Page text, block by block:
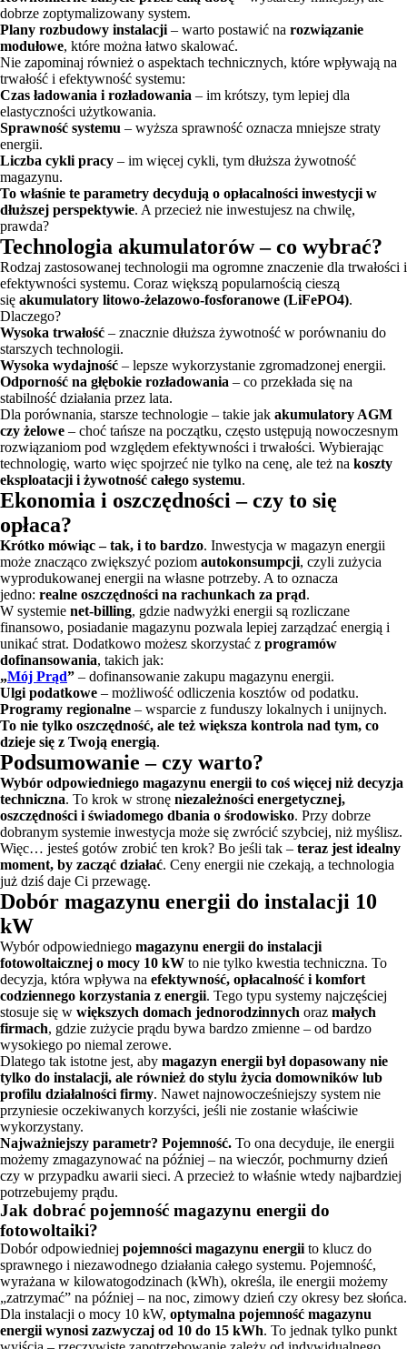
dobrze zoptymalizowany system.
Plany rozbudowy instalacji – warto postawić na rozwiązanie
modułowe, które można łatwo skalować.
Nie zapominaj również o aspektach technicznych, które wpływają na
trwałość i efektywność systemu:
Czas ładowania i rozładowania – im krótszy, tym lepiej dla
elastyczności użytkowania.
Sprawność systemu – wyższa sprawność oznacza mniejsze straty
energii.
Liczba cykli pracy – im więcej cykli, tym dłuższa żywotność
magazynu.
To właśnie te parametry decydują o opłacalności inwestycji w
dłuższej perspektywie. A przecież nie inwestujesz na chwilę,
prawda?
Technologia akumulatorów – co wybrać?
Rodzaj zastosowanej technologii ma ogromne znaczenie dla trwałości i
efektywności systemu. Coraz większą popularnością cieszą
się akumulatory litowo-żelazowo-fosforanowe (LiFePO4).
Dlaczego?
Wysoka trwałość – znacznie dłuższa żywotność w porównaniu do
starszych technologii.
Wysoka wydajność – lepsze wykorzystanie zgromadzonej energii.
Odporność na głębokie rozładowania – co przekłada się na
stabilność działania przez lata.
Dla porównania, starsze technologie – takie jak akumulatory AGM
czy żelowe – choć tańsze na początku, często ustępują nowoczesnym
rozwiązaniom pod względem efektywności i trwałości. Wybierając
technologię, warto więc spojrzeć nie tylko na cenę, ale też na koszty
eksploatacji i żywotność całego systemu.
Ekonomia i oszczędności – czy to się
opłaca?
Krótko mówiąc – tak, i to bardzo. Inwestycja w magazyn energii
może znacząco zwiększyć poziom autokonsumpcji, czyli zużycia
wyprodukowanej energii na własne potrzeby. A to oznacza
jedno: realne oszczędności na rachunkach za prąd.
W systemie net-billing, gdzie nadwyżki energii są rozliczane
finansowo, posiadanie magazynu pozwala lepiej zarządzać energią i
unikać strat. Dodatkowo możesz skorzystać z programów
dofinansowania, takich jak:
„Mój Prąd” – dofinansowanie zakupu magazynu energii.
Ulgi podatkowe – możliwość odliczenia kosztów od podatku.
Programy regionalne – wsparcie z funduszy lokalnych i unijnych.
To nie tylko oszczędność, ale też większa kontrola nad tym, co
dzieje się z Twoją energią.
Podsumowanie – czy warto?
Wybór odpowiedniego magazynu energii to coś więcej niż decyzja
techniczna. To krok w stronę niezależności energetycznej,
oszczędności i świadomego dbania o środowisko. Przy dobrze
dobranym systemie inwestycja może się zwrócić szybciej, niż myślisz.
Więc… jesteś gotów zrobić ten krok? Bo jeśli tak – teraz jest idealny
moment, by zacząć działać. Ceny energii nie czekają, a technologia
już dziś daje Ci przewagę.
Dobór magazynu energii do instalacji 10
kW
Wybór odpowiedniego magazynu energii do instalacji
fotowoltaicznej o mocy 10 kW to nie tylko kwestia techniczna. To
decyzja, która wpływa na efektywność, opłacalność i komfort
codziennego korzystania z energii. Tego typu systemy najczęściej
stosuje się w większych domach jednorodzinnych oraz małych
firmach, gdzie zużycie prądu bywa bardzo zmienne – od bardzo
wysokiego po niemal zerowe.
Dlatego tak istotne jest, aby magazyn energii był dopasowany nie
tylko do instalacji, ale również do stylu życia domowników lub
profilu działalności firmy. Nawet najnowocześniejszy system nie
przyniesie oczekiwanych korzyści, jeśli nie zostanie właściwie
wykorzystany.
Najważniejszy parametr? Pojemność. To ona decyduje, ile energii
możemy zmagazynować na później – na wieczór, pochmurny dzień
czy w przypadku awarii sieci. A przecież to właśnie wtedy najbardziej
potrzebujemy prądu.
Jak dobrać pojemność magazynu energii do
fotowoltaiki?
Dobór odpowiedniej pojemności magazynu energii to klucz do
sprawnego i niezawodnego działania całego systemu. Pojemność,
wyrażana w kilowatogodzinach (kWh), określa, ile energii możemy
„zatrzymać” na później – na noc, zimowy dzień czy okresy bez słońca.
Dla instalacji o mocy 10 kW, optymalna pojemność magazynu
energii wynosi zazwyczaj od 10 do 15 kWh. To jednak tylko punkt